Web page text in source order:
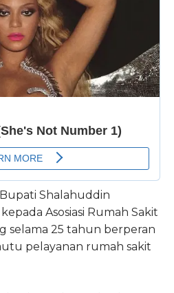
Shalahuddin
Asosiasi Rumah Sakit
selama 25 tahun berperan
pelayanan rumah sakit